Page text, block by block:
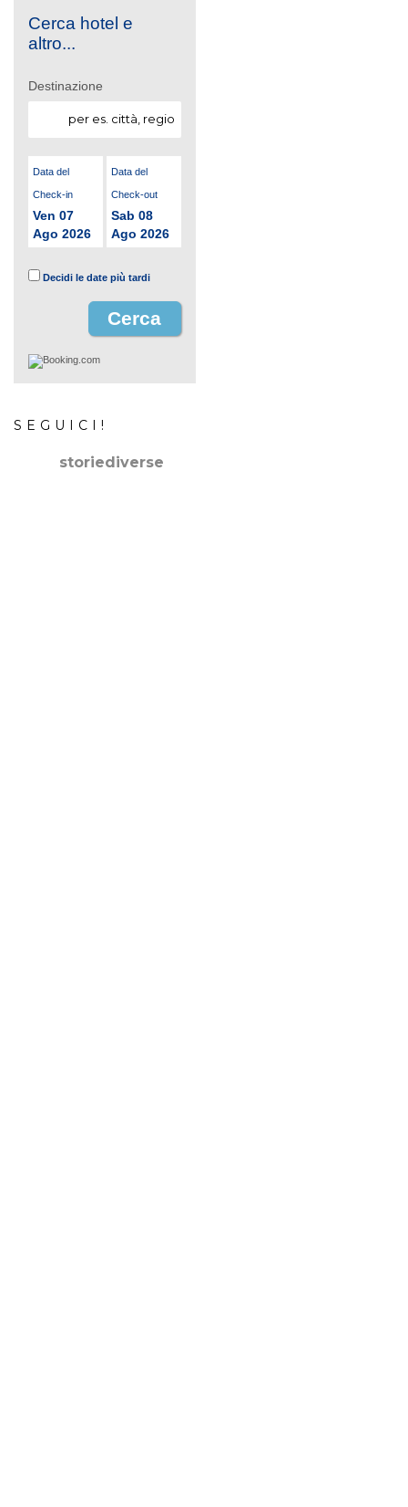
Cerca hotel e
altro...
Destinazione
Data del
Check-in
Ven 07
Ago 2026
Data del
Check-out
Sab 08
Ago 2026
Decidi le date più tardi
SEGUICI!
storiediverse